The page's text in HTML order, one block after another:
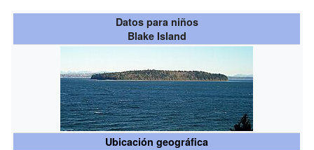
Datos para niños
Blake Island
Ubicación geográfica